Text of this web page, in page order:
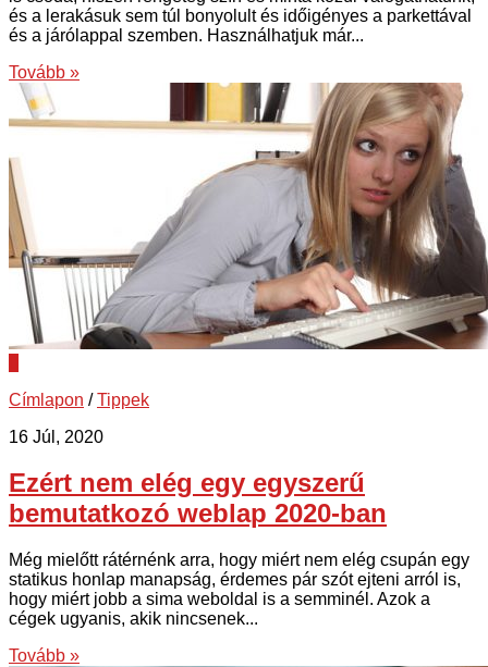
és a lerakásuk sem túl bonyolult és időigényes a parkettával
és a járólappal szemben. Használhatjuk már...
Tovább »
Címlapon /Tippek
16 Júl, 2020
Ezért nem elég egy egyszerű
bemutatkozó weblap 2020-ban
Még mielőtt rátérnénk arra, hogy miért nem elég csupán egy
statikus honlap manapság, érdemes pár szót ejteni arról is,
hogy miért jobb a sima weboldal is a semminél. Azok a
cégek ugyanis, akik nincsenek...
Tovább »